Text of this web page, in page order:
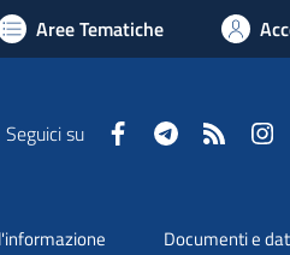
Aree Tematiche
Seguici su FacebookTelegramRSS
Documenti e